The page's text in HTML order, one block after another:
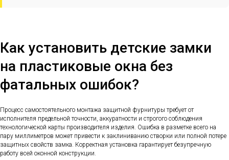
Как установить детские замки
на пластиковые окна без
фатальных ошибок?
Процесс самостоятельного монтажа защитной фурнитуры требует от
исполнителя предельной точности, аккуратности и строгого соблюдения
технологической карты производителя изделия. Ошибка в разметке всего на
пару миллиметров может привести к заклиниванию створки или полной потере
защитных свойств замка. Корректная установка гарантирует безупречную
работу всей оконной конструкции.